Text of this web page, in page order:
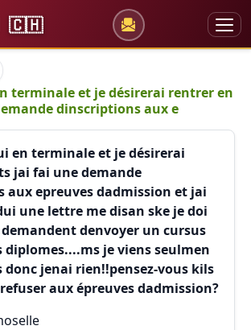
🇨🇭
terminale et je désirerai rentrer en
dinscriptions aux e
en terminale et je désirerai
jai fai une demande
aux epreuves dadmission et jai
une lettre me disan ske je doi
denvoyer un cursus
diplomes....ms je viens seulmen
donc jenai rien!!pensez-vous kils
aux épreuves dadmission?